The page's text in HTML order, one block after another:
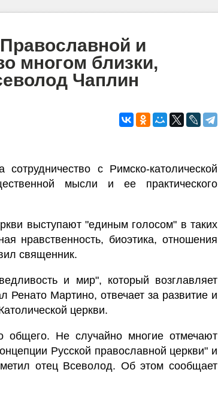
и
многом близки,
Чаплин
с Римско-католической
мысли и ее практического
выступают "единым голосом" в таких
нравственность, биоэтика, отношения
священник.
и мир", который возглавляет
Ренато Мартино, отвечает за развитие и
церкви.
общего. Не случайно многие отмечают
Русской православной церкви" и
отец Всеволод. Об этом сообщает